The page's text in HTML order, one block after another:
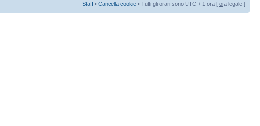
Staff • Cancella cookie • Tutti gli orari sono UTC + 1 ora [ ora legale ]